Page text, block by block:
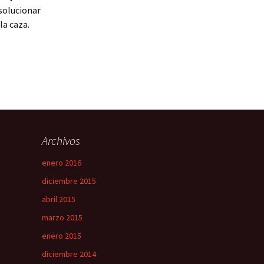
caza.
Archivos
enero 2016
diciembre 2015
abril 2015
marzo 2015
enero 2015
diciembre 2014